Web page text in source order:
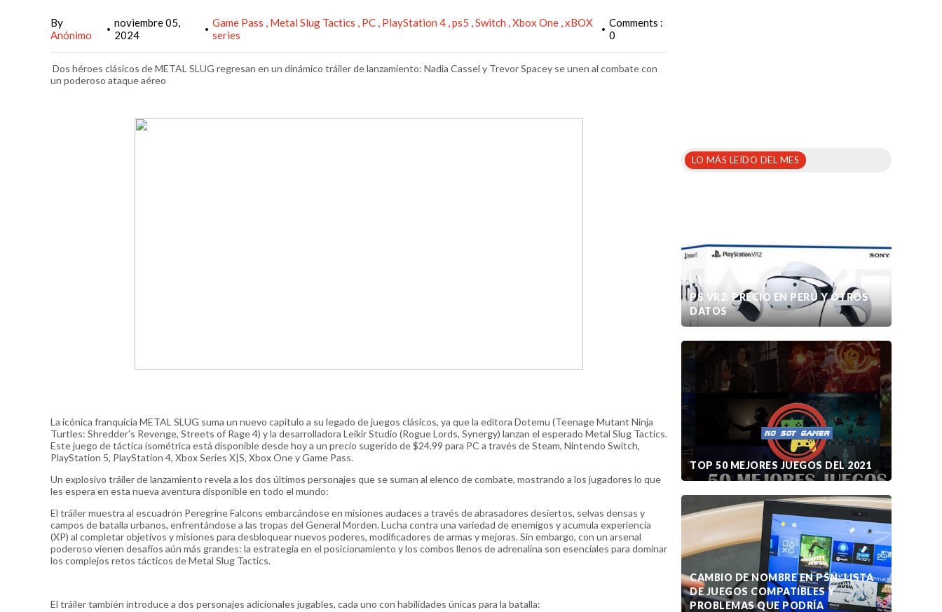
By
Anónimo
• noviembre 05,
2024
• Game Pass Metal Slug Tactics PC PlayStation 4 ps5 Switch Xbox One xBOX
series
• Comments :
0
Dos héroes clásicos de METAL SLUG regresan en un dinámico tráiler de lanzamiento: Nadia Cassel y Trevor Spacey se unen al combate con
un poderoso ataque aéreo
La icónica franquicia METAL SLUG suma un nuevo capítulo a su legado de juegos clásicos, ya que la editora Dotemu (Teenage Mutant Ninja
Turtles: Shredder's Revenge, Streets of Rage 4) y la desarrolladora Leikir Studio (Rogue Lords, Synergy) lanzan el esperado Metal Slug Tactics.
Este juego de táctica isométrica está disponible desde hoy a un precio sugerido de $24.99 para PC a través de Steam, Nintendo Switch,
PlayStation 5, PlayStation 4, Xbox Series X|S, Xbox One y Game Pass.
Un explosivo tráiler de lanzamiento revela a los dos últimos personajes que se suman al elenco de combate, mostrando a los jugadores lo que
les espera en esta nueva aventura disponible en todo el mundo:
El tráiler muestra al escuadrón Peregrine Falcons embarcándose en misiones audaces a través de abrasadores desiertos, selvas densas y
campos de batalla urbanos, enfrentándose a las tropas del General Morden. Lucha contra una variedad de enemigos y acumula experiencia
(XP) al completar objetivos y misiones para desbloquear nuevos poderes, modificadores de armas y mejoras. Sin embargo, con un arsenal
poderoso vienen desafíos aún más grandes: la estrategia en el posicionamiento y los combos llenos de adrenalina son esenciales para dominar
los complejos retos tácticos de Metal Slug Tactics.
El tráiler también introduce a dos personajes adicionales jugables, cada uno con habilidades únicas para la batalla:
LO MÁS LEÍDO DEL MES
PS VR2: PRECIO EN PERÚ Y OTROS
DATOS
TOP 50 MEJORES JUEGOS DEL 2021
CAMBIO DE NOMBRE EN PSN: LISTA
DE JUEGOS COMPATIBLES Y
PROBLEMAS QUE PODRÍA